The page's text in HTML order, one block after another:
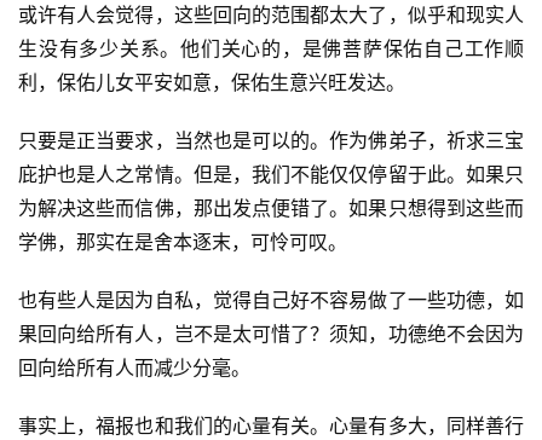
或许有人会觉得，这些回向的范围都太大了，似乎和现实人
生没有多少关系。他们关心的，是佛菩萨保佑自己工作顺
利，保佑儿女平安如意，保佑生意兴旺发达。
只要是正当要求，当然也是可以的。作为佛弟子，祈求三宝
庇护也是人之常情。但是，我们不能仅仅停留于此。如果只
为解决这些而信佛，那出发点便错了。如果只想得到这些而
学佛，那实在是舍本逐末，可怜可叹。
也有些人是因为自私，觉得自己好不容易做了一些功德，如
果回向给所有人，岂不是太可惜了？须知，功德绝不会因为
回向给所有人而减少分毫。
事实上，福报也和我们的心量有关。心量有多大，同样善行